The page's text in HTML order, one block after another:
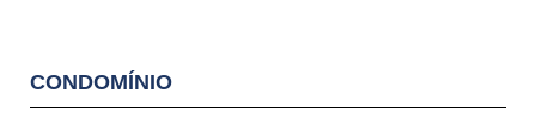
CONDOMÍNIO